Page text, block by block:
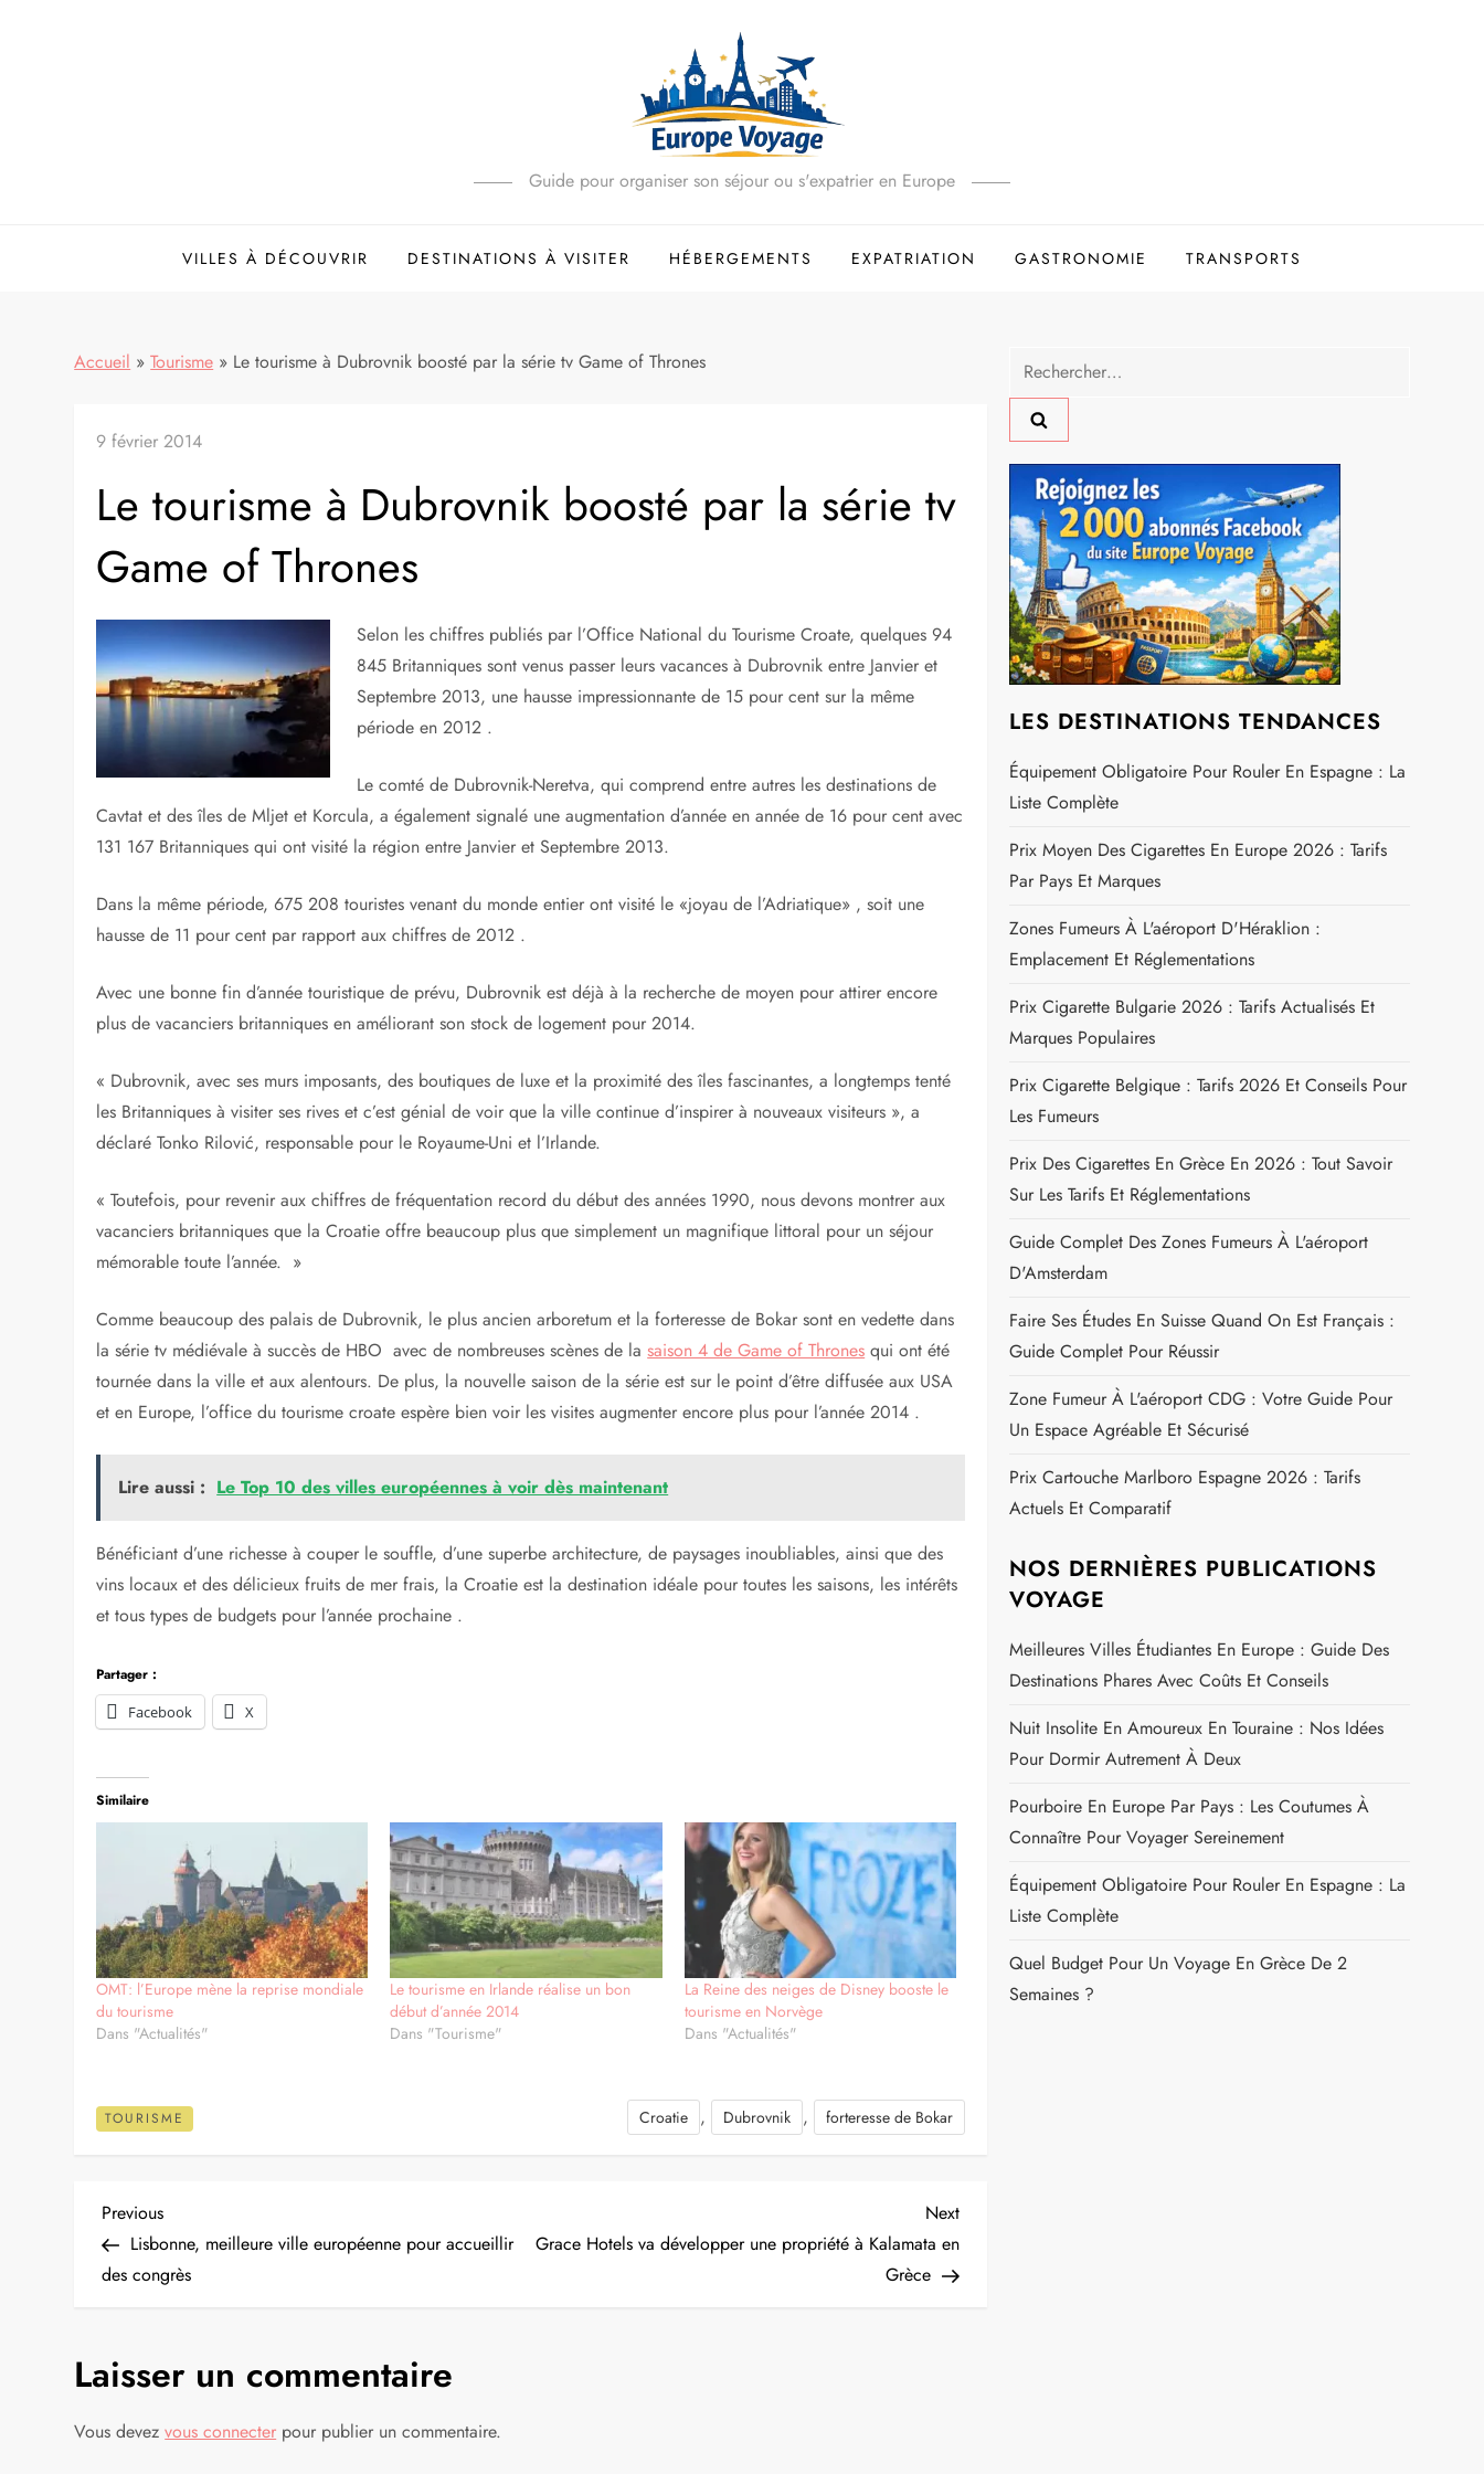
Guide pour organiser son séjour ou s'expatrier en Europe
VILLES À DÉCOUVRIR DESTINATIONS À VISITER HÉBERGEMENTS EXPATRIATION GASTRONOMIE TRANSPORTS
Accueil »Tourisme » Le tourisme à Dubrovnik boosté par la série tv Game of Thrones
9 février 2014
Le tourisme à Dubrovnik boosté par la série tv
Game of Thrones
Selon les chiffres publiés par l’Office National du Tourisme Croate, quelques 94
845 Britanniques sont venus passer leurs vacances à Dubrovnik entre Janvier et
Septembre 2013, une hausse impressionnante de 15 pour cent sur ​​la même
période en 2012 .
Le comté de Dubrovnik-Neretva, qui comprend entre autres les destinations de
Cavtat et des îles de Mljet et Korcula, a également signalé une augmentation d’année en année de 16 pour cent avec
131 167 Britanniques qui ont visité la région entre Janvier et Septembre 2013.
Dans la même période, 675 208 touristes venant du monde entier ont visité le «joyau de l’Adriatique» , soit une
hausse de 11 pour cent par rapport aux chiffres de 2012 .
Avec une bonne fin d’année touristique de prévu, Dubrovnik est déjà à la recherche de moyen pour attirer encore
plus de vacanciers britanniques en améliorant son stock de logement pour 2014.
« Dubrovnik, avec ses murs imposants, des boutiques de luxe et la proximité des îles fascinantes, a longtemps tenté
les Britanniques à visiter ses rives et c’est génial de voir que la ville continue d’inspirer à nouveaux visiteurs », a
déclaré Tonko Rilović, responsable pour le Royaume-Uni et l’Irlande.
« Toutefois, pour revenir aux chiffres de fréquentation record du début des années 1990, nous devons montrer aux
vacanciers britanniques que la Croatie offre beaucoup plus que simplement un magnifique littoral pour un séjour
mémorable toute l’année. »
Comme beaucoup des palais de Dubrovnik, le plus ancien arboretum et la forteresse de Bokar sont en vedette dans
la série tv médiévale à succès de HBO avec de nombreuses scènes de lasaison 4 de Game of Thrones qui ont été
tournée dans la ville et aux alentours. De plus, la nouvelle saison de la série est sur le point d’être diffusée aux USA
et en Europe, l’office du tourisme croate espère bien voir les visites augmenter encore plus pour l’année 2014 .
Lire aussi : Le Top 10 des villes européennes à voir dès maintenant
Bénéficiant d’une richesse à couper le souffle, d’une superbe architecture, de paysages inoubliables, ainsi que des
vins locaux et des délicieux fruits de mer frais, la Croatie est la destination idéale pour toutes les saisons, les intérêts
et tous types de budgets pour l’année prochaine .
Partager :
Facebook
X
Similaire
OMT: l’Europe mène la reprise mondiale
du tourisme
Dans "Actualités"
Le tourisme en Irlande réalise un bon
début d’année 2014
Dans "Tourisme"
La Reine des neiges de Disney booste le
tourisme en Norvège
Dans "Actualités"
TOURISME Croatie , Dubrovnik , forteresse de Bokar
N
a
i
g
Previous
Post
Previous
Lisbonne, meilleure ville européenne pour accueillir
des congrès
Next
Post
Next
Grace Hotels va développer une propriété à Kalamata en
Grèce
Laisser un commentaire
Vous devezvous connecter pour publier un commentaire.
Rechercher :
LES DESTINATIONS TENDANCES
Équipement Obligatoire Pour Rouler En Espagne : La
Liste Complète
Prix Moyen Des Cigarettes En Europe 2026 : Tarifs
Par Pays Et Marques
Zones Fumeurs À L'aéroport D'Héraklion :
Emplacement Et Réglementations
Prix Cigarette Bulgarie 2026 : Tarifs Actualisés Et
Marques Populaires
Prix Cigarette Belgique : Tarifs 2026 Et Conseils Pour
Les Fumeurs
Prix Des Cigarettes En Grèce En 2026 : Tout Savoir
Sur Les Tarifs Et Réglementations
Guide Complet Des Zones Fumeurs À L'aéroport
D'Amsterdam
Faire Ses Études En Suisse Quand On Est Français :
Guide Complet Pour Réussir
Zone Fumeur À L'aéroport CDG : Votre Guide Pour
Un Espace Agréable Et Sécurisé
Prix Cartouche Marlboro Espagne 2026 : Tarifs
Actuels Et Comparatif
NOS DERNIÈRES PUBLICATIONS
VOYAGE
Meilleures Villes Étudiantes En Europe : Guide Des
Destinations Phares Avec Coûts Et Conseils
Nuit Insolite En Amoureux En Touraine : Nos Idées
Pour Dormir Autrement À Deux
Pourboire En Europe Par Pays : Les Coutumes À
Connaître Pour Voyager Sereinement
Équipement Obligatoire Pour Rouler En Espagne : La
Liste Complète
Quel Budget Pour Un Voyage En Grèce De 2
Semaines ?